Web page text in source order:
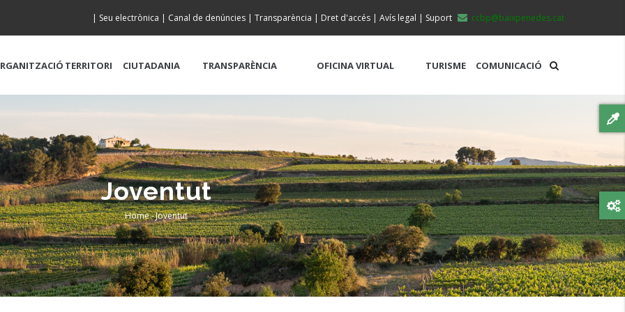
ccbp@baixpenedes.cat
| Seu electrònica | Canal de denúncies | Transparència | Dret d'accés | Avís legal | Suport
TERRITORI CIUTADANIA TRANSPARÈNCIA OFICINA VIRTUAL TURISME COMUNICACIÓ
Joventut
Breadcrumb
Home-Joventut